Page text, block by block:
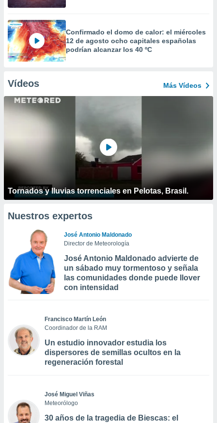
Confirmado el domo de calor: el miércoles
12 de agosto ocho capitales españolas
podrían alcanzar los 40 ºC
Vídeos Más Vídeos
Tornados y lluvias torrenciales en Pelotas, Brasil.
Nuestros expertos
José Antonio Maldonado
Director de Meteorología
José Antonio Maldonado advierte de
un sábado muy tormentoso y señala
las comunidades donde puede llover
con intensidad
Francisco Martín León
Coordinador de la RAM
Un estudio innovador estudia los
dispersores de semillas ocultos en la
regeneración forestal
José Miguel Viñas
Meteorólogo
30 años de la tragedia de Biescas: el